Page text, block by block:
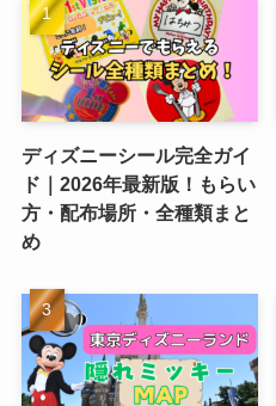
ディズニーシール完全ガイ
ド｜2026年最新版！もらい
方・配布場所・全種類まと
め